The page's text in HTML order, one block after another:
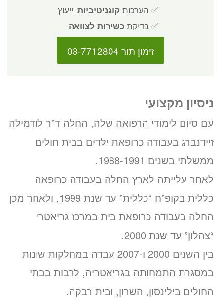
✅ הערכות קוגניטיביות וייעוץ
✅ בדיקת כשירות לצוואה
זימון תור 03-7712804
ניסיון מקצועי
עם סיום לימודי הרפואה שלה, החלה ד”ר לודמילה
זיידנברג בעבודה כרופאת ילדים בבית חולים
ממשלתי בשנים 1988-1991.
לאחר עלייתה לארץ החלה בעבודה כרופאה
כללית בקופ”ח “כללית” עד שנת 1999, ולאחר מכן
החלה בעבודה כרופאת בית במרכז גריאטרי
“צהלון” עד שנת 2000.
בין השנים 2000 ו-2007 עבדה במחלקות שונות
במסגרת התמחותה בגריאטריה, לרבות בבתי
החולים בילינסון, השרון, ובית רבקה.